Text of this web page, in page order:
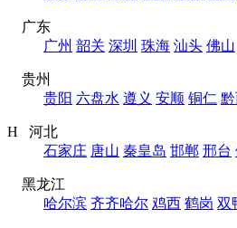
广东
广州 韶关 深圳 珠海 汕头 佛山
贵州
贵阳 六盘水 遵义 安顺 铜仁
H 河北
石家庄 唐山 秦皇岛 邯郸 邢台
黑龙江
哈尔滨 齐齐哈尔 鸡西 鹤岗 双